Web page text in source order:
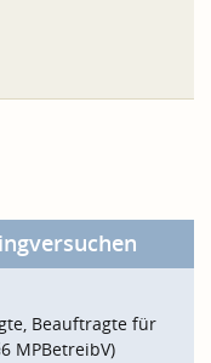
Beauftragte für
MPBetreibV)